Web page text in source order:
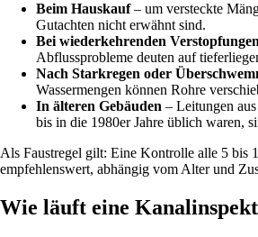
Beim Hauskauf– um versteckte
Gutachten nicht erwähnt sind.
Bei wiederkehrenden Verstopfungen
Abflussprobleme deuten auf
Nach Starkregen oder
Wassermengen können Rohre
In älteren Gebäuden – Leitungen
bis in die 1980er Jahre üblich waren,
Als Faustregel gilt: Eine Kontrolle alle 5 bis
empfehlenswert, abhängig vom Alter und
Wie läuft eine